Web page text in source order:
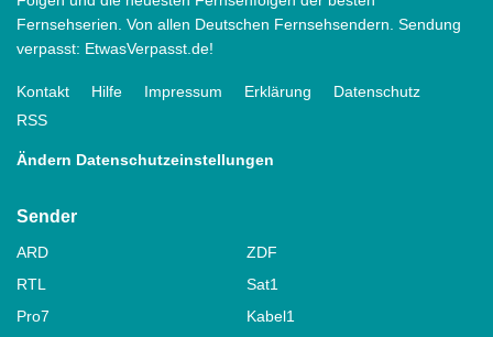
Fernsehserien. Von allen Deutschen Fernsehsendern. Sendung
verpasst: EtwasVerpasst.de!
Kontakt Hilfe Impressum Erklärung
Datenschutz
RSS
Ändern Datenschutzeinstellungen
Sender
ARD
ZDF
RTL
Sat1
Pro7
Kabel1